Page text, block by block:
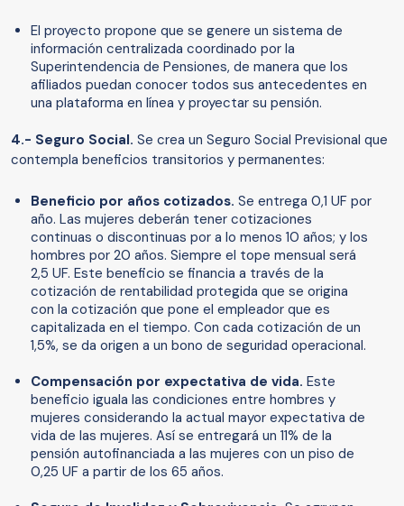
El proyecto propone que se genere un sistema de
información centralizada coordinado por la
Superintendencia de Pensiones, de manera que los
afiliados puedan conocer todos sus antecedentes en
una plataforma en línea y proyectar su pensión.
4.- Seguro Social. Se crea un Seguro Social Previsional que
contempla beneficios transitorios y permanentes:
Beneficio por años cotizados. Se entrega 0,1 UF por
año. Las mujeres deberán tener cotizaciones
continuas o discontinuas por a lo menos 10 años; y los
hombres por 20 años. Siempre el tope mensual será
2,5 UF. Este beneficio se financia a través de la
cotización de rentabilidad protegida que se origina
con la cotización que pone el empleador que es
capitalizada en el tiempo. Con cada cotización de un
1,5%, se da origen a un bono de seguridad operacional.
Compensación por expectativa de vida. Este
beneficio iguala las condiciones entre hombres y
mujeres considerando la actual mayor expectativa de
vida de las mujeres. Así se entregará un 11% de la
pensión autofinanciada a las mujeres con un piso de
0,25 UF a partir de los 65 años.